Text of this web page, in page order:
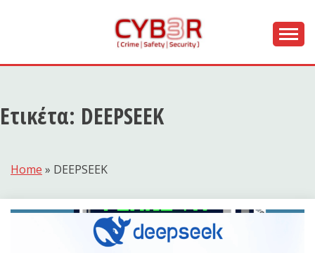
CYB3R
Ετικέτα: DEEPSEEK
Home » DEEPSEEK